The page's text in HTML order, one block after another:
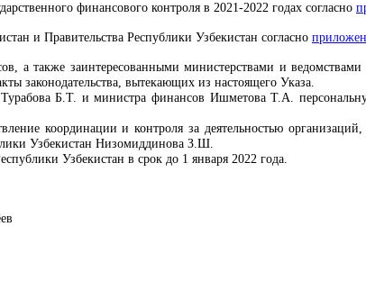
финансового контроля в 2021-2022 годах согласно
и Правительства Республики Узбекистан согласно
, а также заинтересованными министерствами и
законодательства, вытекающих из настоящего Указа.
Б.Т. и министра финансов Ишметова Т.А.
координации и контроля за деятельностью организаций,
Узбекистан Низомиддинова З.Ш.
Узбекистан в срок до 1 января 2022 года.